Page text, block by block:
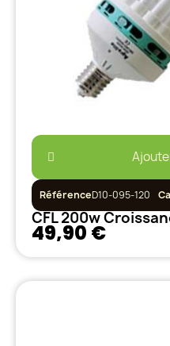
RéférenceD10-095-120
CFL 200w
49,90 €